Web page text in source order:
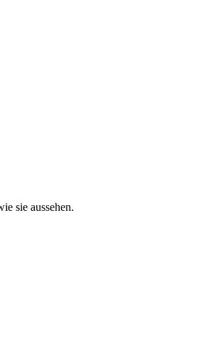
sie aussehen.